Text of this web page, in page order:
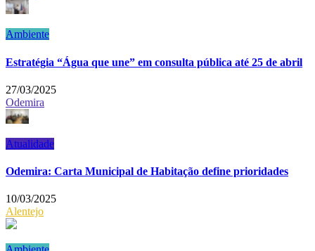
Ambiente
Estratégia “Água que une” em consulta pública até 25 de abril
27/03/2025
Odemira
Atualidade
Odemira: Carta Municipal de Habitação define prioridades
10/03/2025
Alentejo